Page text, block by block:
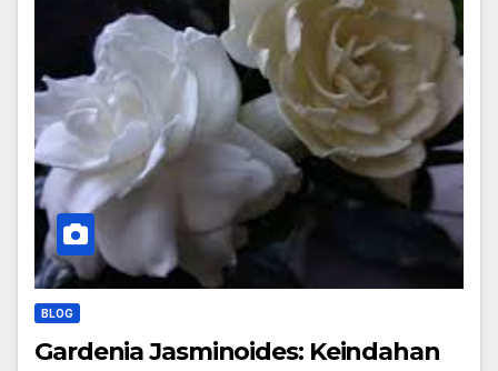
BLOG
Gardenia Jasminoides: Keindahan